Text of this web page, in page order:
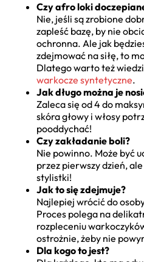
Czy afro loki
Nie, jeśli są zrobione
zapleść bazę, by nie
ochronna. Ale jak
zdejmować na siłę, to
Dlatego warto też
warkocze syntetyczne.
Jak długo można je
Zaleca się od 4 do
skóra głowy i włosy
pooddychać!
Czy zakładanie boli?
Nie powinno. Może być
przez pierwszy dzień,
stylistki!
Jak to się zdejmuje?
Najlepiej wrócić do
Proces polega na
rozpleceniu
ostrożnie, żeby nie
Dla kogo to jest?